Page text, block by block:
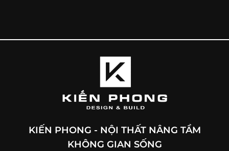
KIẾN PHONG - NỘI THẤT NÂNG TẦM
KHÔNG GIAN SỐNG